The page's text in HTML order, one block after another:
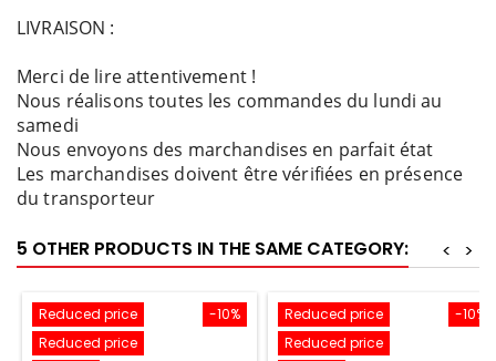
LIVRAISON :
Merci de lire attentivement !
Nous réalisons toutes les commandes du lundi au
samedi
Nous envoyons des marchandises en parfait état
Les marchandises doivent être vérifiées en présence
du transporteur
5 OTHER PRODUCTS IN THE SAME CATEGORY: >
<
-10%
Reduced price
Reduced price
-10%
Reduced price
Reduced price